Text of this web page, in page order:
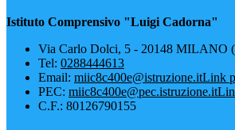
Istituto Comprensivo "Luigi Cadorna"
Via Carlo Dolci, 5 - 20148 MILANO
Tel: 0288444613
Email: miic8c400e@istruzione.itLink
PEC: miic8c400e@pec.istruzione.it
C.F.: 80126790155